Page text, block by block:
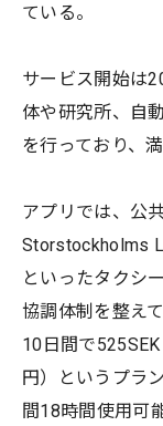
ている。
サービス開始は
体や研究所、自
を行っており、
アプリでは、公
Storstockholms
といったタクシ
協調体制を整え
10日間で
円）というプラ
間18時間使用可